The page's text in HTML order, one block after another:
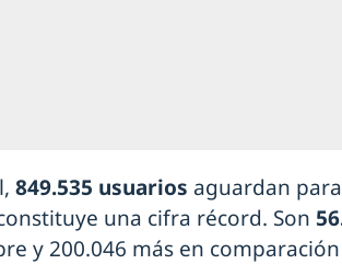
849.535 usuarios aguardan
una cifra récord. Son
y 200.046 más en